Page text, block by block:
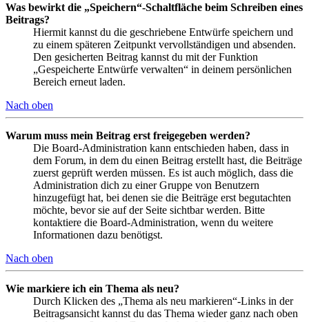
Was bewirkt die „Speichern“-Schaltfläche beim Schreiben eines
Beitrags?
Hiermit kannst du die geschriebene Entwürfe speichern und
zu einem späteren Zeitpunkt vervollständigen und absenden.
Den gesicherten Beitrag kannst du mit der Funktion
„Gespeicherte Entwürfe verwalten“ in deinem persönlichen
Bereich erneut laden.
Nach oben
Warum muss mein Beitrag erst freigegeben werden?
Die Board-Administration kann entschieden haben, dass in
dem Forum, in dem du einen Beitrag erstellt hast, die Beiträge
zuerst geprüft werden müssen. Es ist auch möglich, dass die
Administration dich zu einer Gruppe von Benutzern
hinzugefügt hat, bei denen sie die Beiträge erst begutachten
möchte, bevor sie auf der Seite sichtbar werden. Bitte
kontaktiere die Board-Administration, wenn du weitere
Informationen dazu benötigst.
Nach oben
Wie markiere ich ein Thema als neu?
Durch Klicken des „Thema als neu markieren“-Links in der
Beitragsansicht kannst du das Thema wieder ganz nach oben